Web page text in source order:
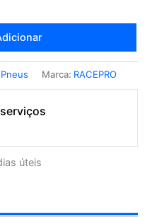
Pneus Marca: RACEPRO
úteis